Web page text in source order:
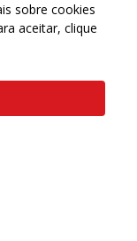
sobre cookies
aceitar, clique